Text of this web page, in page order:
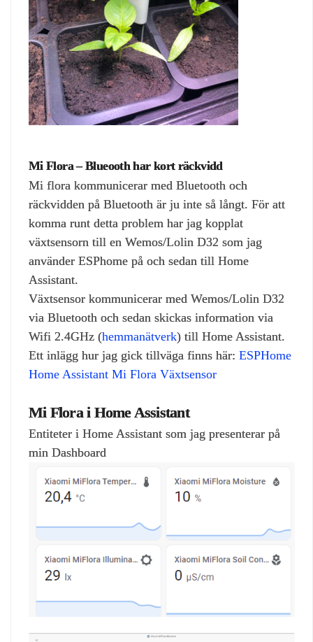
Mi Flora – Blueooth har kort räckvidd
Mi flora kommunicerar med Bluetooth och
räckvidden på Bluetooth är ju inte så långt. För att
komma runt detta problem har jag kopplat
växtsensorn till en Wemos/Lolin D32 som jag
använder ESPhome på och sedan till Home
Assistant.
Växtsensor kommunicerar med Wemos/Lolin D32
via Bluetooth och sedan skickas information via
Wifi 2.4GHz (hemmanätverk) till Home Assistant.
Ett inlägg hur jag gick tillväga finns här: ESPHome
Home Assistant Mi Flora Växtsensor
Mi Flora i Home Assistant
Entiteter i Home Assistant som jag presenterar på
min Dashboard